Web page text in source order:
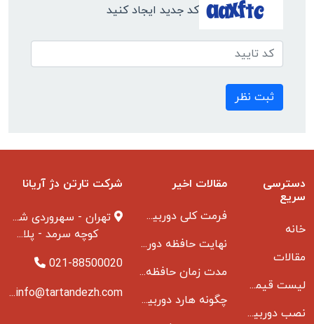
کد جدید ایجاد کنید
ثبت نظر
دسترسی
سریع
خانه
مقالات
لیست قیمت دوربین مداربسته
نصب دوربین مداربسته
مقالات اخیر
فرمت کلی دوربین مدار بسته
نهایت حافظه دوربین مدار بسته
مدت زمان حافظه دوربین مداربسته بانکها
چگونه هارد دوربین مداربسته می سوزد
شرکت تارتن دژ آریانا
تهران - سهروردی شمالی
کوچه سرمد - پلاک ۱ - طبقه ۳
021-88500020
info@tartandezh.com